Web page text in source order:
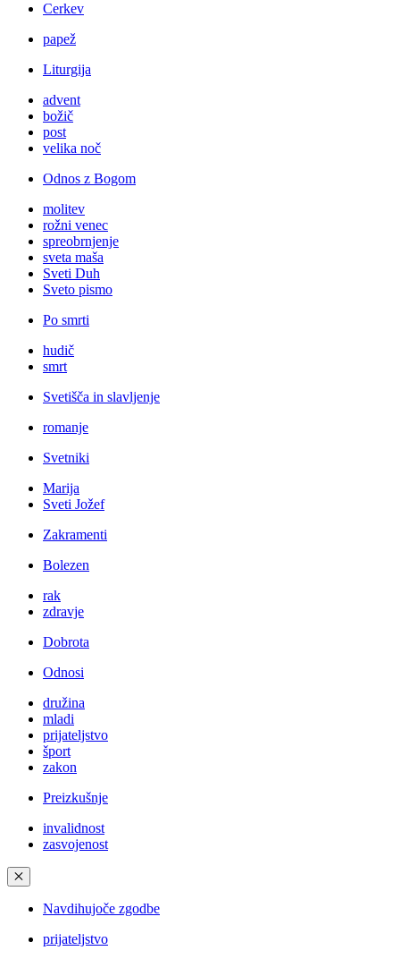
Cerkev
papež
Liturgija
advent
božič
post
velika noč
Odnos z Bogom
molitev
rožni venec
spreobrnjenje
sveta maša
Sveti Duh
Sveto pismo
Po smrti
hudič
smrt
Svetišča in slavljenje
romanje
Svetniki
Marija
Sveti Jožef
Zakramenti
Bolezen
rak
zdravje
Dobrota
Odnosi
družina
mladi
prijateljstvo
šport
zakon
Preizkušnje
invalidnost
zasvojenost
✕
Navdihujoče zgodbe
prijateljstvo